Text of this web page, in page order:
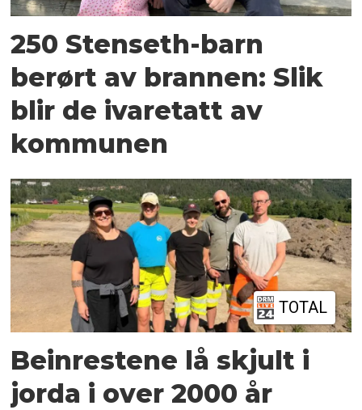
250 Stenseth-barn
berørt av brannen: Slik
blir de ivaretatt av
kommunen
TOTAL
Beinrestene lå skjult i
jorda i over 2000 år